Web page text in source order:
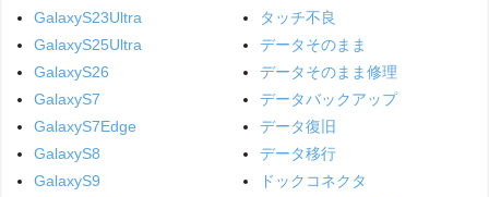
GalaxyS23Ultra
GalaxyS25Ultra
GalaxyS26
GalaxyS7
GalaxyS7Edge
GalaxyS8
GalaxyS9
タッチ不良
データそのまま
データそのまま修理
データバックアップ
データ復旧
データ移行
ドックコネクタ